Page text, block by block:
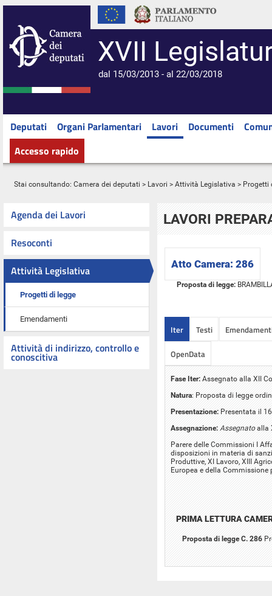
XVII
dal 15/03/2013 - al 22/03/2018
Deputati Organi Parlamentari Lavori Documenti
Accesso rapido
Stai consultando: Camera dei deputati > Lavori > Attività Legislativa > Progetti
Agenda dei Lavori
Resoconti
Attività Legislativa
Progetti di legge
Emendamenti
Attività di indirizzo, controllo e
conoscitiva
LAVORI
Atto Camera: 286
Proposta di legge:
Iter Testi
OpenData
Fase Iter: Assegnato alla XII
Natura: Proposta di legge
Presentazione: Presentata il
Assegnazione: Assegnatoalla
Parere delle Commissioni I
disposizioni in materia di
Produttive, XI Lavoro, XIII
Europea e della
PRIMA LETTURA
Proposta di legge C. 286